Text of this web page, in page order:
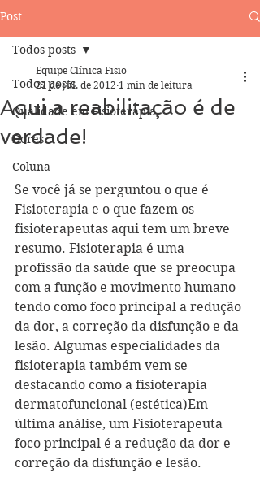
Post
Todos posts
Qualidade em Fisioterapia
Dores
Coluna
Todos posts
Aqui a reabilitação é de
verdade!
Equipe Clínica Fisio
21 de jul. de 2012 1 min de leitura
Se você já se perguntou o que é
Fisioterapia e o que fazem os
fisioterapeutas aqui tem um breve
resumo. Fisioterapia é uma
profissão da saúde que se preocupa
com a função e movimento humano
tendo como foco principal a redução
da dor, a correção da disfunção e da
lesão. Algumas especialidades da
fisioterapia também vem se
destacando como a fisioterapia
dermatofuncional (estética)Em
última análise, um Fisioterapeuta
foco principal é a redução da dor e
correção da disfunção e lesão.